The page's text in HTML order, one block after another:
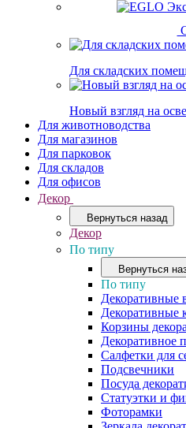
Для складских
Новый взгляд на
Для животноводства
Для магазинов
Для парковок
Для складов
Для офисов
Декор
Вернуться назад
Декор
По типу
Вернуться
По типу
Декоративные
Декоративные
Корзины
Декоративное
Салфетки для
Подсвечники
Посуда
Статуэтки и
Фоторамки